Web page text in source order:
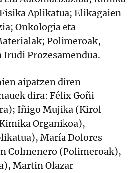
Aplikatua; Elikagaien
Onkologia eta
Polimeroak,
Prozesamendua.
aipatzen diren
dira: Félix Goñi
Iñigo Mujika (Kirol
Organikoa),
María Dolores
Colmenero (Polimeroak),
Martin Olazar